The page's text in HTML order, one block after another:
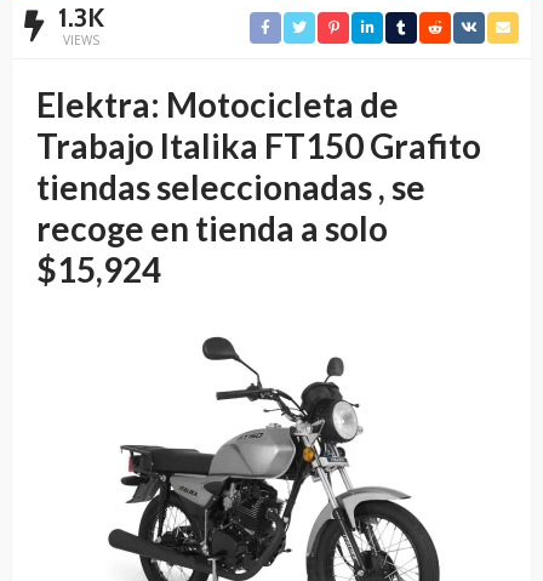
1.3K
VIEWS
Elektra: Motocicleta de
Trabajo Italika FT150 Grafito
tiendas seleccionadas , se
recoge en tienda a solo
$15,924